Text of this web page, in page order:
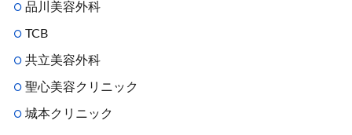
品川美容外科
TCB
共立美容外科
聖心美容クリニック
城本クリニック